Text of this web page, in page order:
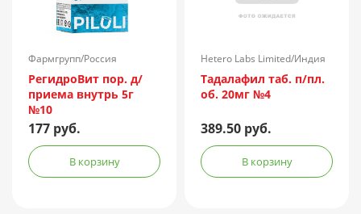
Фармгрупп/Россия
РегидроВит пор. д/
приема внутрь 5г
№10
177 руб.
В корзину
Hetero Labs Limited/Индия
Тадалафил таб. п/пл.
об. 20мг №4
389.50 руб.
В корзину